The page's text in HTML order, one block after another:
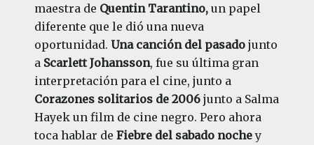
maestra de Quentin Tarantino,un papel
diferente que le dió una nueva
oportunidad. Una canción del pasadojunto
a Scarlett Johansson, fue su última gran
interpretación para el cine, junto a
Corazones solitarios de 2006 junto a Salma
Hayek un film de cine negro. Pero ahora
toca hablar de Fiebre del sabado nochey